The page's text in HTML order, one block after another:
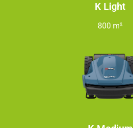
K Light
800 m²